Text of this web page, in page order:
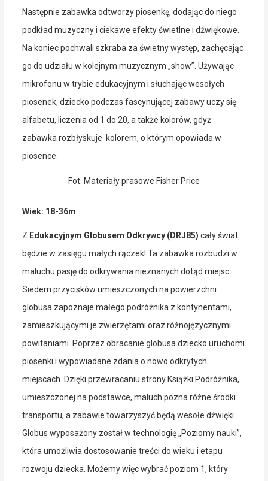
Następnie zabawka odtworzy piosenkę, dodając do niego
podkład muzyczny i ciekawe efekty świetlne i dźwiękowe.
Na koniec pochwali szkraba za świetny występ, zachęcając
go do udziału w kolejnym muzycznym „show”. Używając
mikrofonu w trybie edukacyjnym i słuchając wesołych
piosenek, dziecko podczas fascynującej zabawy uczy się
alfabetu, liczenia od 1 do 20, a także kolorów, gdyż
zabawka rozbłyskuje kolorem, o którym opowiada w
piosence.
Fot. Materiały prasowe Fisher Price
Wiek: 18-36m
Z Edukacyjnym Globusem Odkrywcy (DRJ85) cały świat
będzie w zasięgu małych rączek! Ta zabawka rozbudzi w
maluchu pasję do odkrywania nieznanych dotąd miejsc.
Siedem przycisków umieszczonych na powierzchni
globusa zapoznaje małego podróżnika z kontynentami,
zamieszkującymi je zwierzętami oraz różnojęzycznymi
powitaniami. Poprzez obracanie globusa dziecko uruchomi
piosenki i wypowiadane zdania o nowo odkrytych
miejscach. Dzięki przewracaniu strony Książki Podróżnika,
umieszczonej na podstawce, maluch pozna różne środki
transportu, a zabawie towarzyszyć będą wesołe dźwięki.
Globus wyposażony został w technologię „Poziomy nauki”,
która umożliwia dostosowanie treści do wieku i etapu
rozwoju dziecka. Możemy więc wybrać poziom 1, który